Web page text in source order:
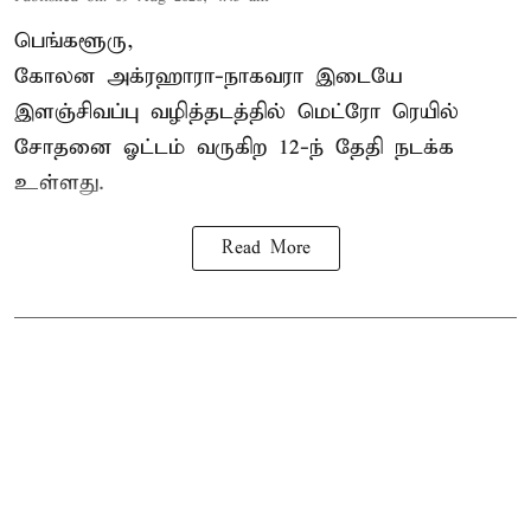
பெங்களூரு,
கோலன அக்ரஹாரா-நாகவரா இடையே
இளஞ்சிவப்பு வழித்தடத்தில் மெட்ரோ ரெயில்
சோதனை ஓட்டம் வருகிற 12-ந் தேதி நடக்க
உள்ளது.
Read More